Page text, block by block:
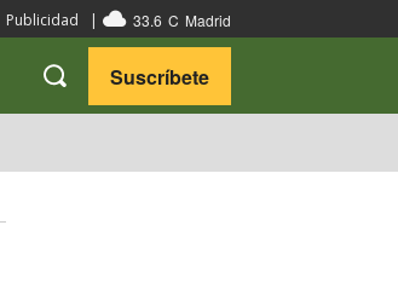
Publicidad | 33.6 C Madrid
Suscríbete